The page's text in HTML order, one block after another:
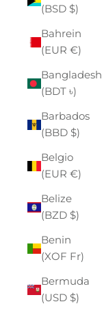
(BSD $)
Bahrein
(EUR €)
Bangladesh
(BDT ৳)
Barbados
(BBD $)
Belgio
(EUR €)
Belize
(BZD $)
Benin
(XOF Fr)
Bermuda
(USD $)